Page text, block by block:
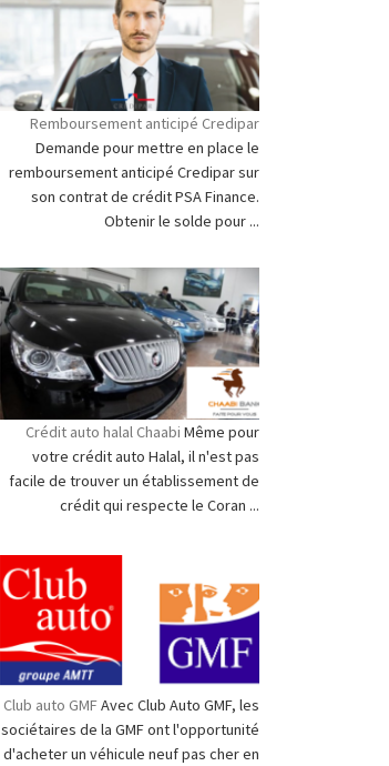
Remboursement anticipé Credipar
Demande pour mettre en place le
remboursement anticipé Credipar sur
son contrat de crédit PSA Finance.
Obtenir le solde pour ...
Crédit auto halal Chaabi Même pour
votre crédit auto Halal, il n'est pas
facile de trouver un établissement de
crédit qui respecte le Coran ...
Club auto GMFAvec Club Auto GMF, les
sociétaires de la GMF ont l'opportunité
d'acheter un véhicule neuf pas cher en